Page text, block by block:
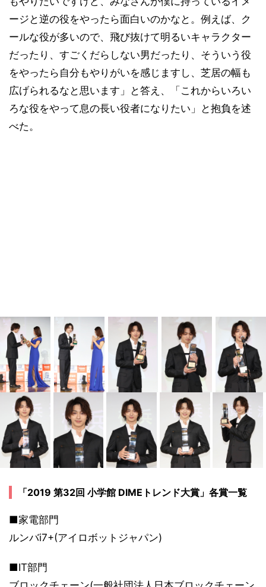
ージと逆の役をやったら面白いのかなと。例えば、ク
ールな役が多いので、飛び抜けて明るいキャラクター
だったり、すごくだらしない男だったり、そういう役
をやったら自分もやりがいを感じますし、芝居の幅も
広げられるなと思います」と答え、「これからいろい
ろな役をやって息の長い役者になりたい」と抱負を述
べた。
「2019 第32回 小学館 DIMEトレンド大賞」各賞一覧
■家電部門
ルンバi7+(アイロボットジャパン)
■IT部門